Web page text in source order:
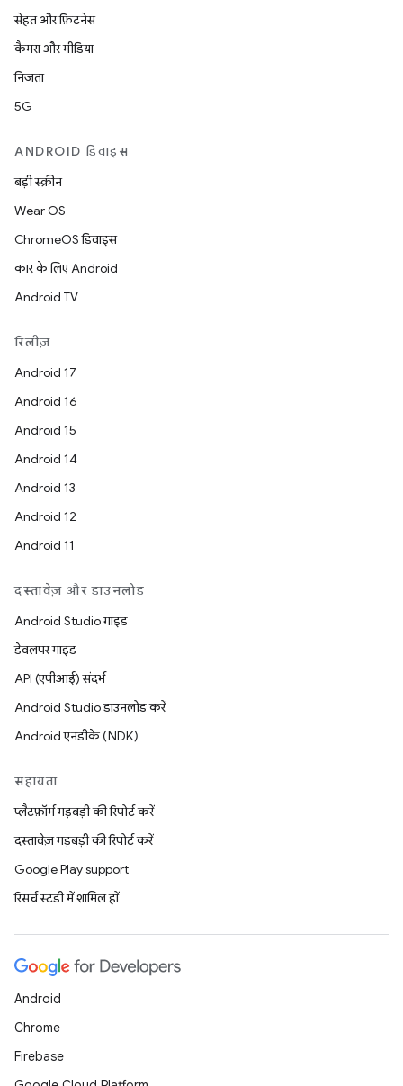
सेहत और फ़िटनेस
कैमरा और मीडिया
निजता
5G
ANDROID डिवाइस
बड़ी स्क्रीन
Wear OS
ChromeOS डिवाइस
कार के लिए Android
Android TV
रिलीज़
Android 17
Android 16
Android 15
Android 14
Android 13
Android 12
Android 11
दस्तावेज़ और डाउनलोड
Android Studio गाइड
डेवलपर गाइड
API (एपीआई) संदर्भ
Android Studio डाउनलोड करें
Android एनडीके (NDK)
सहायता
प्लैटफ़ॉर्म गड़बड़ी की रिपोर्ट करें
दस्तावेज़ गड़बड़ी की रिपोर्ट करें
Google Play support
रिसर्च स्टडी में शामिल हों
Android
Chrome
Firebase